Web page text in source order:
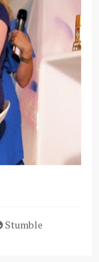
Stumble